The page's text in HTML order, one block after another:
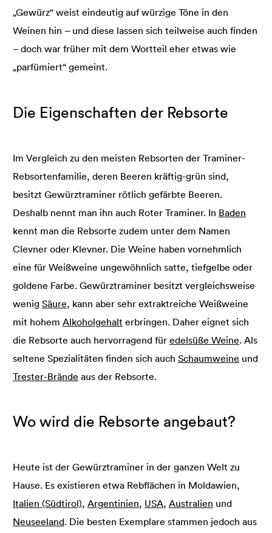
„Gewürz“ weist eindeutig auf würzige Töne in den
Weinen hin – und diese lassen sich teilweise auch finden
– doch war früher mit dem Wortteil eher etwas wie
„parfümiert“ gemeint.
Die Eigenschaften der Rebsorte
Im Vergleich zu den meisten Rebsorten der Traminer-
Rebsortenfamilie, deren Beeren kräftig-grün sind,
besitzt Gewürztraminer rötlich gefärbte Beeren.
Deshalb nennt man ihn auch Roter Traminer. In Baden
kennt man die Rebsorte zudem unter dem Namen
Clevner oder Klevner. Die Weine haben vornehmlich
eine für Weißweine ungewöhnlich satte, tiefgelbe oder
goldene Farbe. Gewürztraminer besitzt vergleichsweise
wenig Säure, kann aber sehr extraktreiche Weißweine
mit hohem Alkoholgehalt erbringen. Daher eignet sich
die Rebsorte auch hervorragend für edelsüße Weine. Als
seltene Spezialitäten finden sich auch Schaumweine und
Trester-Brände aus der Rebsorte.
Wo wird die Rebsorte angebaut?
Heute ist der Gewürztraminer in der ganzen Welt zu
Hause. Es existieren etwa Rebflächen in Moldawien,
Italien (Südtirol), Argentinien, USA, Australien und
Neuseeland. Die besten Exemplare stammen jedoch aus